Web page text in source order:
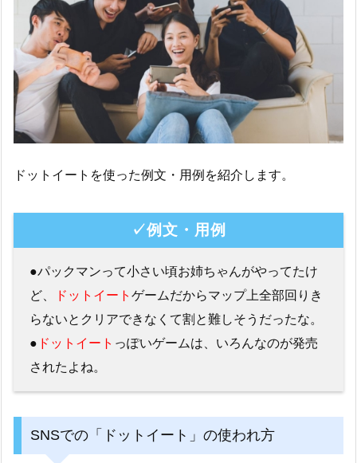
ドットイートを使った例文・用例を紹介します。
✓例文・用例
●パックマンって小さい頃お姉ちゃんがやってたけ
ど、
ドットイート ゲームだからマップ上全部回りき
らないとクリアできなくて割と難しそうだったな。
● ドットイート っぽいゲームは、いろんなのが発売
されたよね。
SNSでの「ドットイート」の使われ方